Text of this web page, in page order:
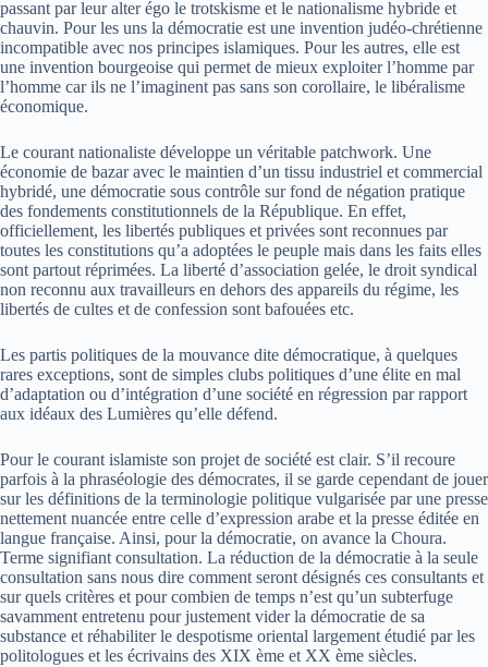
passant par leur alter égo le trotskisme et le nationalisme hybride et
chauvin. Pour les uns la démocratie est une invention judéo-chrétienne
incompatible avec nos principes islamiques. Pour les autres, elle est
une invention bourgeoise qui permet de mieux exploiter l’homme par
l’homme car ils ne l’imaginent pas sans son corollaire, le libéralisme
économique.
Le courant nationaliste développe un véritable patchwork. Une
économie de bazar avec le maintien d’un tissu industriel et commercial
hybridé, une démocratie sous contrôle sur fond de négation pratique
des fondements constitutionnels de la République. En effet,
officiellement, les libertés publiques et privées sont reconnues par
toutes les constitutions qu’a adoptées le peuple mais dans les faits elles
sont partout réprimées. La liberté d’association gelée, le droit syndical
non reconnu aux travailleurs en dehors des appareils du régime, les
libertés de cultes et de confession sont bafouées etc.
Les partis politiques de la mouvance dite démocratique, à quelques
rares exceptions, sont de simples clubs politiques d’une élite en mal
d’adaptation ou d’intégration d’une société en régression par rapport
aux idéaux des Lumières qu’elle défend.
Pour le courant islamiste son projet de société est clair. S’il recoure
parfois à la phraséologie des démocrates, il se garde cependant de jouer
sur les définitions de la terminologie politique vulgarisée par une presse
nettement nuancée entre celle d’expression arabe et la presse éditée en
langue française. Ainsi, pour la démocratie, on avance la Choura.
Terme signifiant consultation. La réduction de la démocratie à la seule
consultation sans nous dire comment seront désignés ces consultants et
sur quels critères et pour combien de temps n’est qu’un subterfuge
savamment entretenu pour justement vider la démocratie de sa
substance et réhabiliter le despotisme oriental largement étudié par les
politologues et les écrivains des XIX ème et XX ème siècles.